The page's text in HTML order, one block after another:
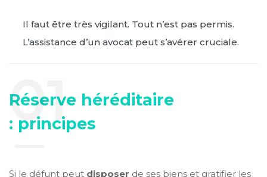
Il faut être très vigilant. Tout n’est pas permis.
L’assistance d’un avocat peut s’avérer cruciale.
Réserve héréditaire
: principes
Si le défunt peut disposer de ses biens et gratifier les